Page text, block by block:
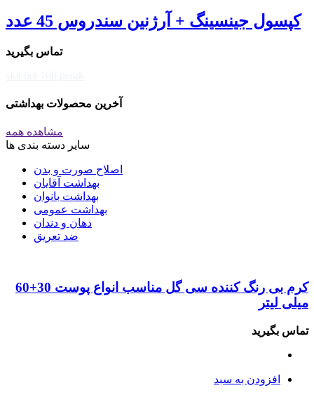
کپسول جینسینگ + آرژنین سندروس 45 عدد
تماس بگیرید
آخرین محصولات بهداشتی
مشاهده همه
سایر دسته بندی ها
اصلاح صورت و بدن
بهداشت آقایان
بهداشت بانوان
بهداشت عمومی
دهان و دندان
ضد تعریق
کرم بی رنگ کننده سی گل مناسب انواع پوست 30+60
میلی لیتر
تماس بگیرید
افزودن به سبد